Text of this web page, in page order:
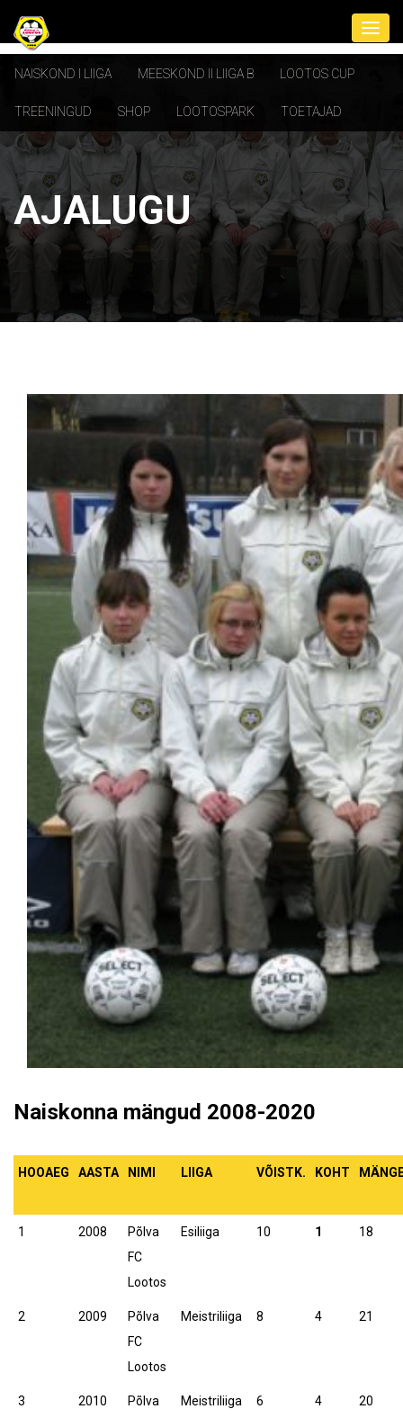
NAISKOND I LIIGA MEESKOND II LIIGA B LOOTOS CUP
TREENINGUD SHOP LOOTOSPARK TOETAJAD
AJALUGU
Naiskonna mängud 2008-2020
HOOAEG AASTA NIMI LIIGA VÕISTK. KOHT
1 2008
Põlva
FC
Lootos
Esiliiga 10 1 18
2 2009
Põlva
FC
Lootos
Meistriliiga 8 4 21
3 2010
Põlva
Meistriliiga 6 4 20